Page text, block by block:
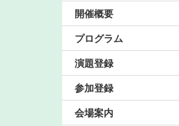
開催概要
プログラム
演題登録
参加登録
会場案内